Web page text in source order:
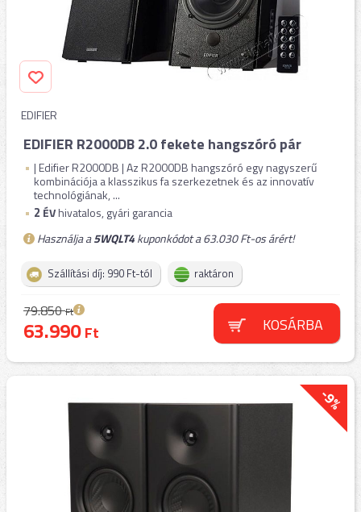
EDIFIER
EDIFIER R2000DB 2.0 fekete hangszóró pár
| Edifier R2000DB | Az R2000DB hangszóró egy nagyszerű
kombinációja a klasszikus fa szerkezetnek és az innovatív
technológiának, ...
2 ÉVhivatalos, gyári garancia
Használja a5WQLT4kuponkódot a 63.030 Ft-os árért!
Szállítási díj: 990 Ft-tól raktáron
79.850Ft
63.990Ft KOSÁRBA
-9%